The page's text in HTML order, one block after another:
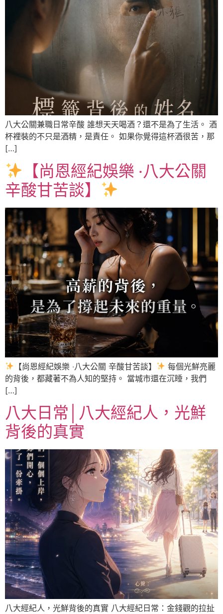
八大公關兼職日常辛酸 誰想天天喝酒？還不是為了生活。 酒
杯裡裝的不只是酒精，是責任。 如果你覺得這杯酒很苦，那
[…]
【尚恩經紀娛樂 ‧八大公關
辛酸甘苦談】
【尚恩經紀娛樂 ‧八大公關 辛酸甘苦談】
每個光鮮亮麗
的背後，都藏著不為人知的堅持。 當城市還在沉睡，我們
[…]
八大日常│八大經紀人，光鮮
背後的真實
八大經紀人，光鮮背後的真實 八大經紀日常：金錢觀的拉扯